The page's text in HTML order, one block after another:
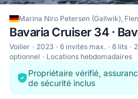
Marina Niro Petersen (Gallwik),
Voilier 2023 6 invités max. 6 lits
optionnel
Locations hebdomadaires
Propriétaire vérifié,
de sécurité inclus